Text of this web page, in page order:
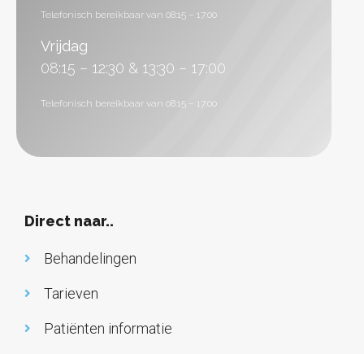
Telefonisch bereikbaar van 08:15 – 17:00
Vrijdag
08:15 – 12:30 & 13:30 – 17:00
Telefonisch bereikbaar van 08:15 – 17:00
Direct naar..
Behandelingen
Tarieven
Patiënten informatie